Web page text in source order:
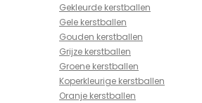
Gekleurde kerstballen
Gele kerstballen
Gouden kerstballen
Grijze kerstballen
Groene kerstballen
Koperkleurige kerstballen
Oranje kerstballen